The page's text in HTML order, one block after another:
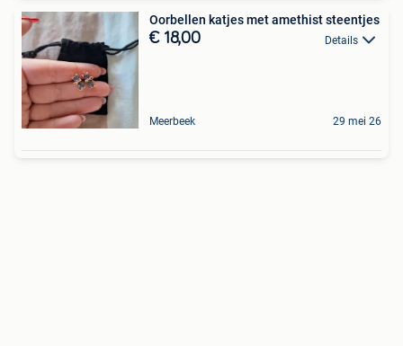
Oorbellen katjes met amethist steentjes
€ 18,00 Details
Meerbeek 29 mei 26